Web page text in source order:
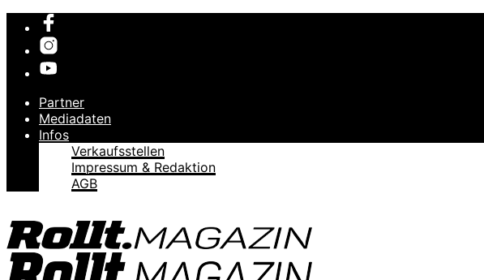
Partner
Mediadaten
Infos
Verkaufsstellen
Impressum & Redaktion
AGB